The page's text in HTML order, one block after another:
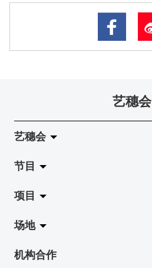
艺穗会
艺穗会
关于艺穗会
艺穗会的演化
使命与宗旨
艺穗会架构
节目
拉阔
展览
演出
项目
Jazz-Go-Central, Jazz-Go-Fringe
LPL
场地
陈丽玲划廊
机构合作